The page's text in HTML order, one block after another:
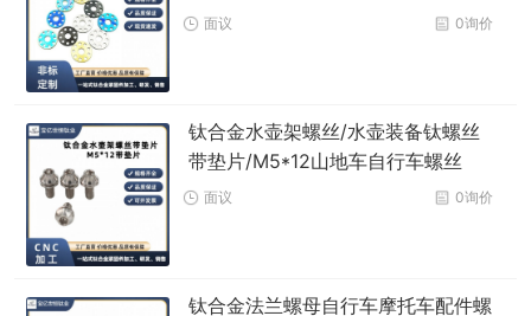
0询价
面议
钛合金水壶架螺丝/水壶装备钛螺丝
带垫片/M5*12山地车自行车螺丝
0询价
面议
钛合金法兰螺母自行车摩托车配件螺